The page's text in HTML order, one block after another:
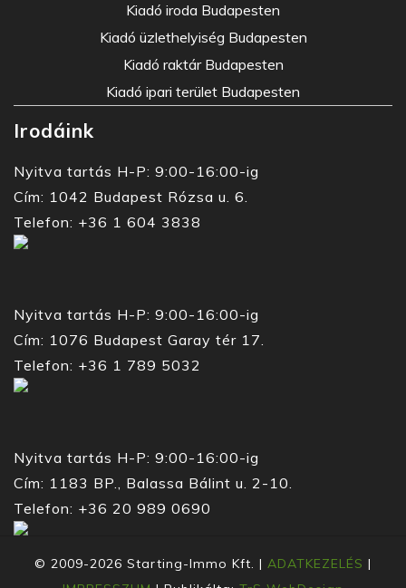
Kiadó iroda Budapesten
Kiadó üzlethelyiség Budapesten
Kiadó raktár Budapesten
Kiadó ipari terület Budapesten
Irodáink
Nyitva tartás H-P: 9:00-16:00-ig
Cím: 1042 Budapest Rózsa u. 6.
Telefon: +36 1 604 3838
Nyitva tartás H-P: 9:00-16:00-ig
Cím: 1076 Budapest Garay tér 17.
Telefon: +36 1 789 5032
Nyitva tartás H-P: 9:00-16:00-ig
Cím: 1183 BP., Balassa Bálint u. 2-10.
Telefon: +36 20 989 0690
© 2009-2026 Starting-Immo Kft. | ADATKEZELÉS |